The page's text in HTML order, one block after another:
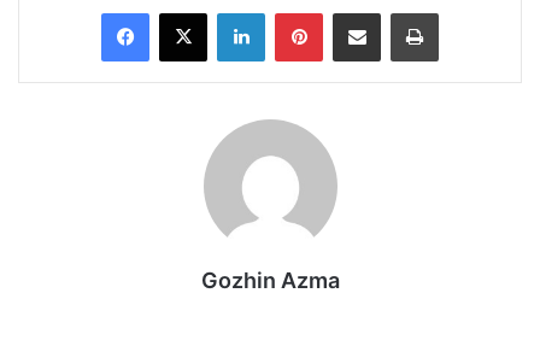
Facebook
X LinkedInPinterestShare via Email Print
Gozhin Azma